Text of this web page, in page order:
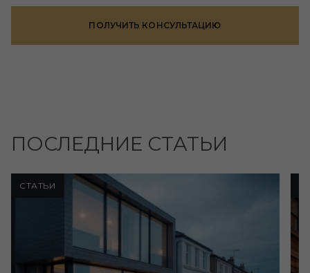
ПОЛУЧИТЬ КОНСУЛЬТАЦИЮ
ПОСЛЕДНИЕ СТАТЬИ
СТАТЬИ